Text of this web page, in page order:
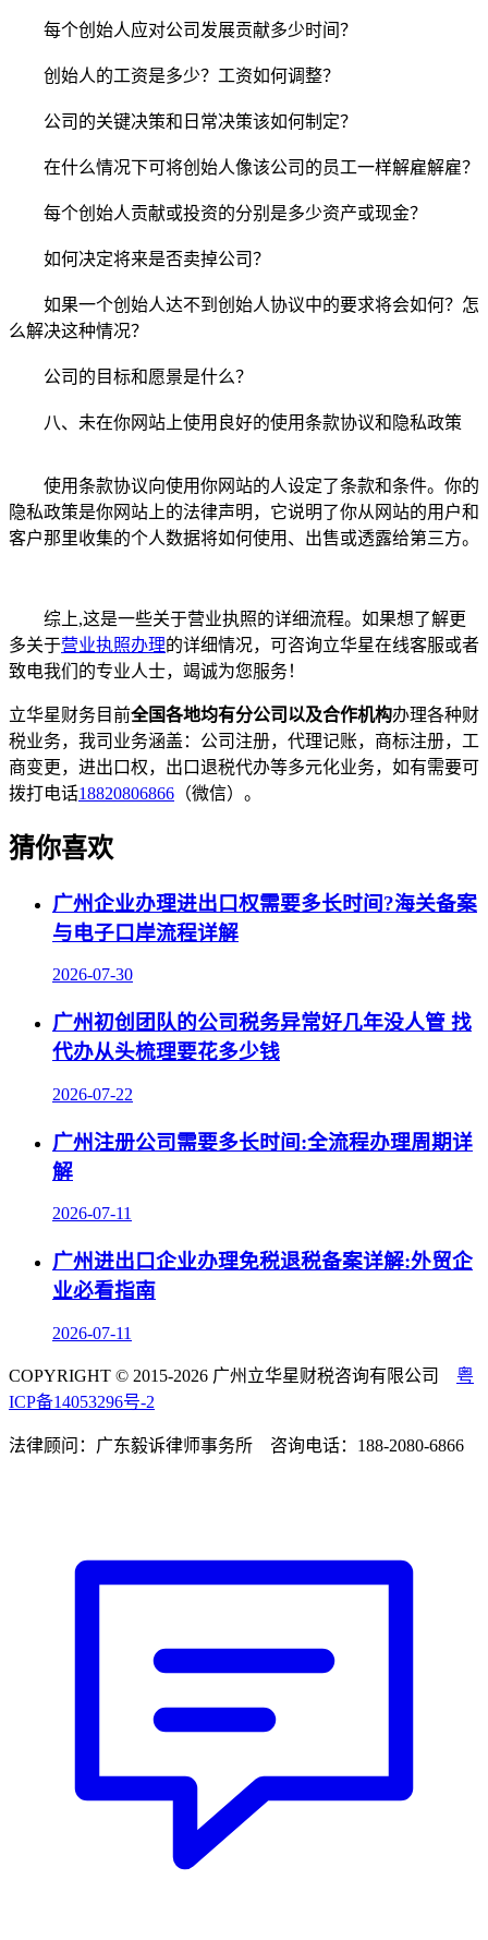
每个创始人应对公司发展贡献多少时间？
创始人的工资是多少？工资如何调整？
公司的关键决策和日常决策该如何制定？
在什么情况下可将创始人像该公司的员工一样解雇解雇？
每个创始人贡献或投资的分别是多少资产或现金？
如何决定将来是否卖掉公司？
如果一个创始人达不到创始人协议中的要求将会如何？怎
么解决这种情况？
公司的目标和愿景是什么？
八、未在你网站上使用良好的使用条款协议和隐私政策
使用条款协议向使用你网站的人设定了条款和条件。你的
隐私政策是你网站上的法律声明，它说明了你从网站的用户和
客户那里收集的个人数据将如何使用、出售或透露给第三方。
综上,这是一些关于营业执照的详细流程。如果想了解更
多关于营业执照办理的详细情况，可咨询立华星在线客服或者
致电我们的专业人士，竭诚为您服务！
立华星财务目前全国各地均有分公司以及合作机构办理各种财
税业务，我司业务涵盖：公司注册，代理记账，商标注册，工
商变更，进出口权，出口退税代办等多元化业务，如有需要可
拨打电话18820806866 （微信）。
猜你喜欢
广州企业办理进出口权需要多长时间?海关备案
与电子口岸流程详解
2026-07-30
广州初创团队的公司税务异常好几年没人管 找
代办从头梳理要花多少钱
2026-07-22
广州注册公司需要多长时间:全流程办理周期详
解
2026-07-11
广州进出口企业办理免税退税备案详解:外贸企
业必看指南
2026-07-11
COPYRIGHT © 2015-2026 广州立华星财税咨询有限公司 粤
ICP备14053296号-2
法律顾问：广东毅诉律师事务所 咨询电话：188-2080-6866